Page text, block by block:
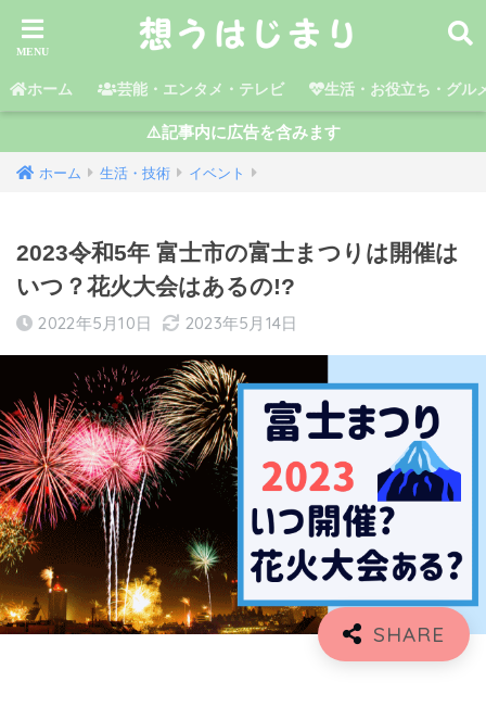
ホーム 芸能・エンタメ・テレビ 生活・お役立ち・グル
⚠️記事内に広告を含みます
ホーム 生活・技術 イベント
2023令和5年 富士市の富士まつりは開催は
いつ？花火大会はあるの!?
2022年5月10日 2023年5月14日